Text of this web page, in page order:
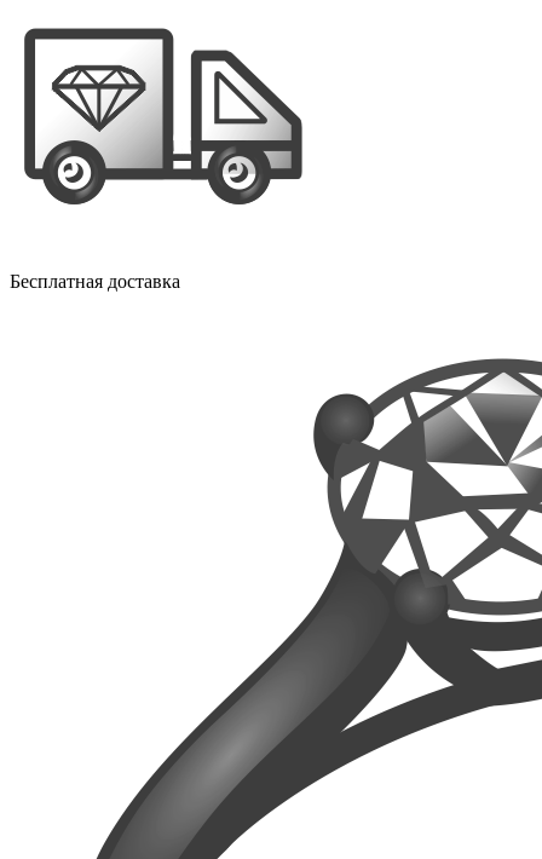
Бесплатная доставка